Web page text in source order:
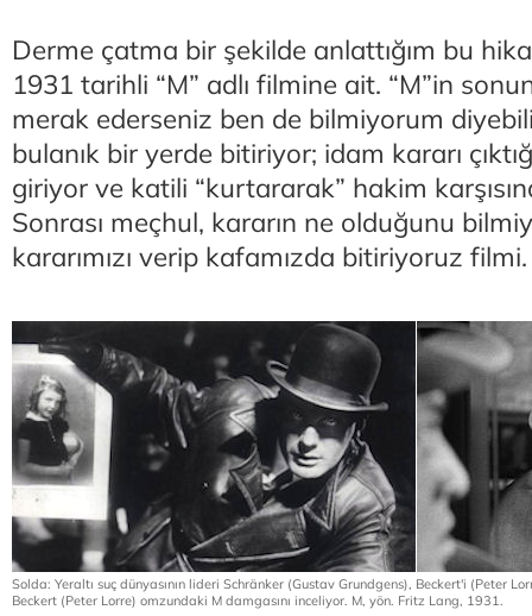
Derme çatma bir şekilde anlattığım bu
1931 tarihli “M” adlı filmine ait. “M”in
merak ederseniz ben de bilmiyorum
bulanık bir yerde bitiriyor; idam kararı
giriyor ve katili “kurtararak” hakim
Sonrası meçhul, kararın ne olduğunu
kararımızı verip kafamızda bitiriyoruz filmi.
Solda: Yeraltı suç dünyasının lideri Schränker (Gustav Grundgens), Beckert'i (Peter
Beckert (Peter Lorre) omzundaki M damgasını inceliyor. M, yön. Fritz Lang, 1931.